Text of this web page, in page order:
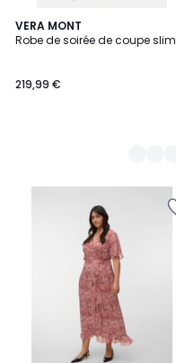
VERA MONT
Robe de soirée de coupe slim
219,99 €
2
Couleurs